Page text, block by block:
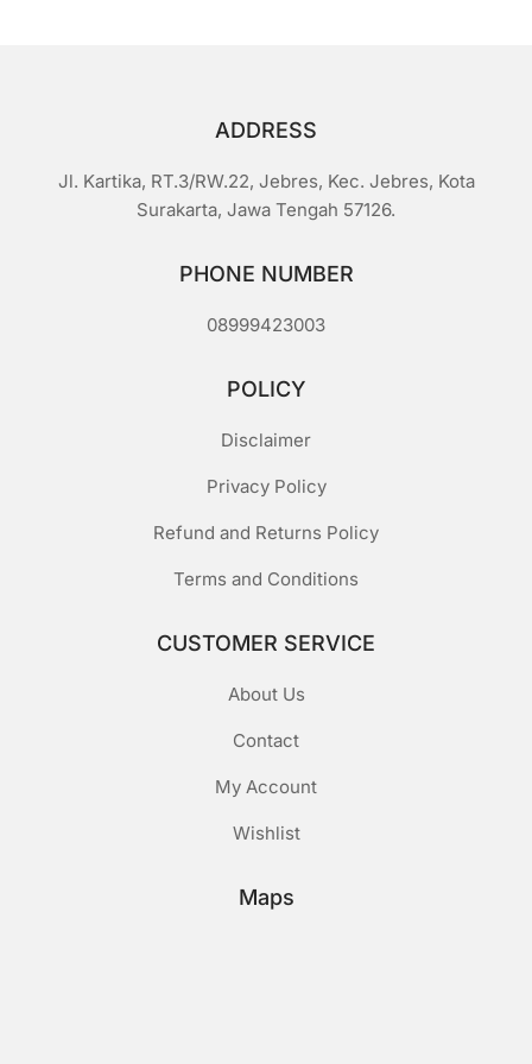
ADDRESS
Jl. Kartika, RT.3/RW.22, Jebres, Kec. Jebres, Kota
Surakarta, Jawa Tengah 57126.
PHONE NUMBER
08999423003
POLICY
Disclaimer
Privacy Policy
Refund and Returns Policy
Terms and Conditions
CUSTOMER SERVICE
About Us
Contact
My Account
Wishlist
Maps